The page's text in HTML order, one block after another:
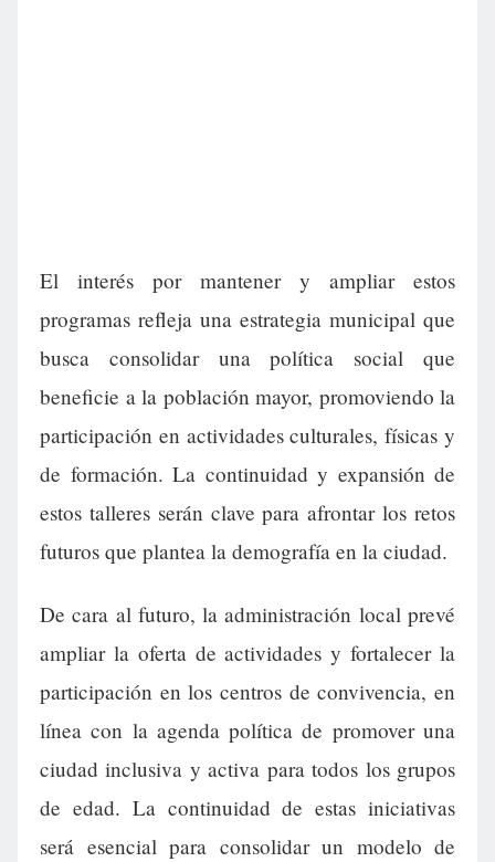
El interés por mantener y ampliar estos
programas refleja una estrategia municipal que
busca consolidar una política social que
beneficie a la población mayor, promoviendo la
participación en actividades culturales, físicas y
de formación. La continuidad y expansión de
estos talleres serán clave para afrontar los retos
futuros que plantea la demografía en la ciudad.
De cara al futuro, la administración local prevé
ampliar la oferta de actividades y fortalecer la
participación en los centros de convivencia, en
línea con la agenda política de promover una
ciudad inclusiva y activa para todos los grupos
de edad. La continuidad de estas iniciativas
será esencial para consolidar un modelo de